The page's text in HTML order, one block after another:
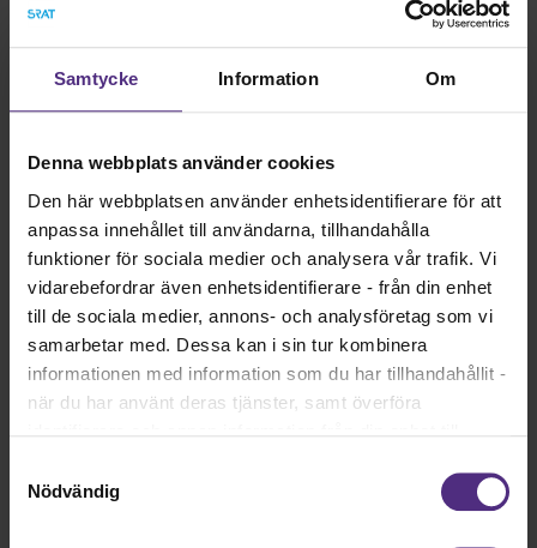
Samtycke Information Om
Denna webbplats använder cookies
Den här webbplatsen använder enhetsidentifierare för att
anpassa innehållet till användarna, tillhandahålla
funktioner för sociala medier och analysera vår trafik. Vi
vidarebefordrar även enhetsidentifierare - från din enhet
till de sociala medier, annons- och analysföretag som vi
samarbetar med. Dessa kan i sin tur kombinera
informationen med information som du har tillhandahållit -
när du har använt deras tjänster, samt överföra
Dock har vi lagt in anonymisering av IP-adress i
förhållande till Google Analytics. Du godkänner våra
Nödvändig
arbetsuppgifter
Exempel 3: funktionell kompetens
Yrkesteknisk kompetens:
etc. samt regler och policys.
Strategisk kompetens:
Förhållningssätt, prioritering av arbetsuppgifter, strukturera,
Personlig kompetens: